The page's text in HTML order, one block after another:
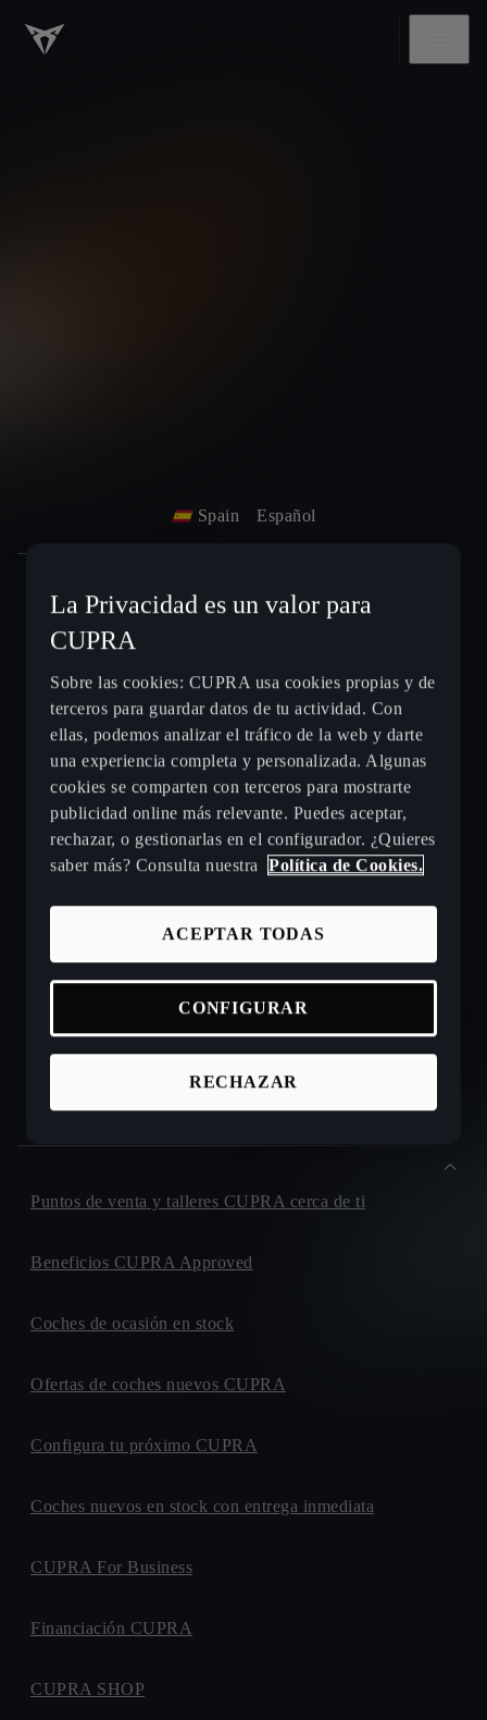
Spain Español
Nuevo CUPRA Raval
Nuevo CUPRA Tavascan - SUV eléctrico
CUPRA Terramar - SUV híbrido enchufable
CUPRA Formentor e-Hybrid
CUPRA León e-HYBRID
CUPRA Ateca - SUV compacto
Puntos de venta y talleres CUPRA cerca de ti
Beneficios CUPRA Approved
Coches de ocasión en stock
Ofertas de coches nuevos CUPRA
Configura tu próximo CUPRA
Coches nuevos en stock con entrega inmediata
CUPRA For Business
Financiación CUPRA
CUPRA SHOP
La Privacidad es un valor para
CUPRA
Sobre las cookies: CUPRA usa cookies propias y de
terceros para guardar datos de tu actividad. Con
ellas, podemos analizar el tráfico de la web y darte
una experiencia completa y personalizada. Algunas
cookies se comparten con terceros para mostrarte
publicidad online más relevante. Puedes aceptar,
rechazar, o gestionarlas en el configurador. ¿Quieres
saber más? Consulta nuestra
Política de Cookies.
RECHAZAR
ACEPTAR TODAS
CONFIGURAR